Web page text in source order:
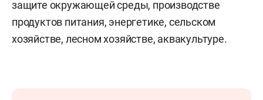
защите окружающей среды, производстве
продуктов питания, энергетике, сельском
хозяйстве, лесном хозяйстве, аквакультуре.